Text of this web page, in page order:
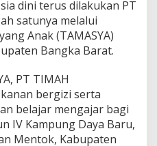
dini terus dilakukan PT
satunya melalui
Anak (TAMASYA)
Bangka Barat.
PT TIMAH
bergizi serta
belajar mengajar bagi
IV Kampung Daya Baru,
Mentok, Kabupaten